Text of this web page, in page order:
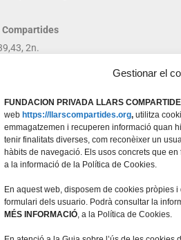
Gestionar el
FUNDACION PRIVADA LLARS
web https://llarscompartides.org, utilitza
emmagatzemen i recuperen informació quan
tenir finalitats diverses, com reconèixer un
hàbits de navegació. Els usos concrets que
a la informació de la Política de Cookies.
En aquest web, disposem de cookies pròpies i
formulari dels usuario. Podrà consultar la
MÉS INFORMACIÓ, a la Política de Cookies.
Compartides
2n.
aquesta forma de col·laboració o
nosaltres.